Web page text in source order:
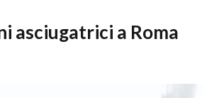
asciugatrici a Roma